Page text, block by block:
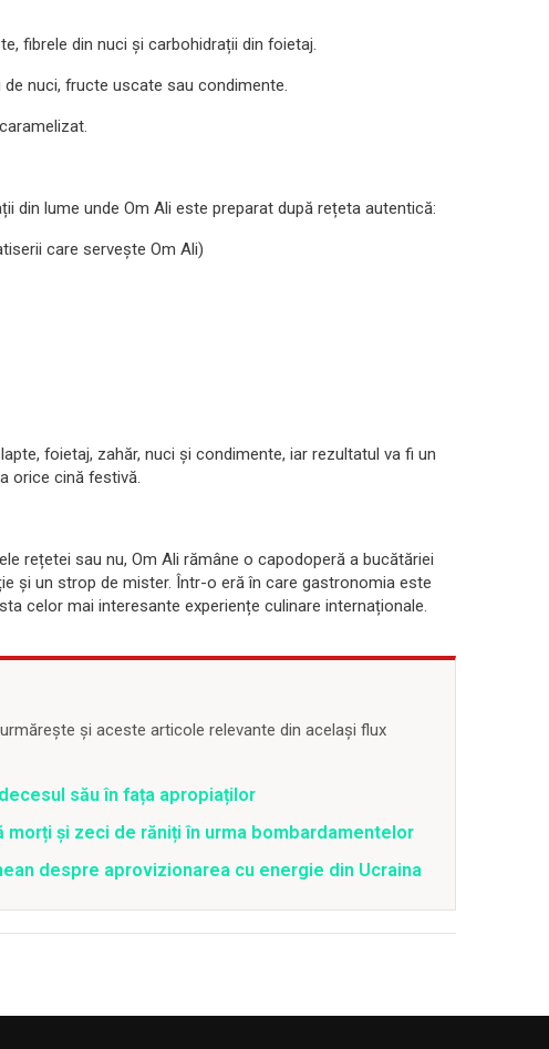
fibrele din nuci și carbohidrații din foietaj.
nuci, fructe uscate sau condimente.
din lume unde Om Ali este preparat după rețeta autentică:
care servește Om Ali)
foietaj, zahăr, nuci și condimente, iar rezultatul va fi un
orice cină festivă.
rețetei sau nu, Om Ali rămâne o capodoperă a bucătăriei
și un strop de mister. Într-o eră în care gastronomia este
celor mai interesante experiențe culinare internaționale.
și aceste articole relevante din același flux
său în fața apropiaților
morți și zeci de răniți în urma bombardamentelor
despre aprovizionarea cu energie din Ucraina